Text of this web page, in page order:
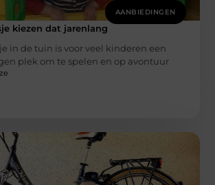
AANBIEDINGEN
kiezen dat jarenlang
in de tuin is voor veel kinderen een
plek om te spelen en op avontuur